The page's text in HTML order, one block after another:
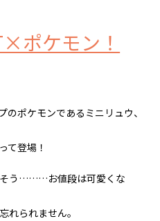
ポケモン！
ポケモンであるミニリュウ、
て登場！
う………お値段は可愛くな
れられません。